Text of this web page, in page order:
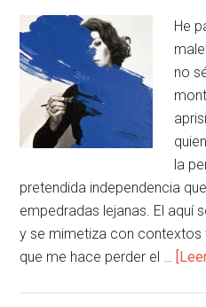
He
no
la
pretendida independencia
empedradas lejanas. El aquí
y se mimetiza con contextos
que me hace perder el …